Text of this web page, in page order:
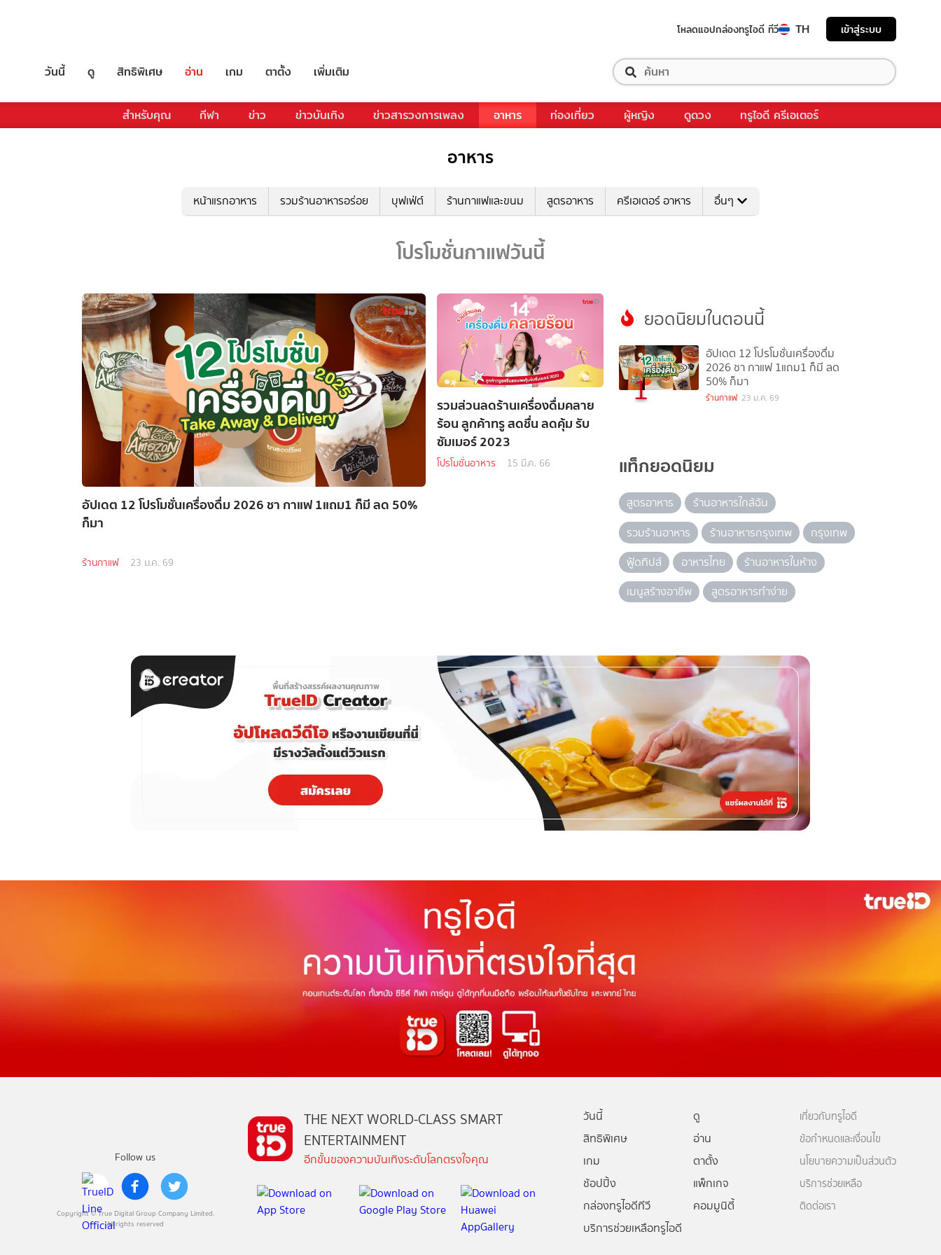
โหลดแอปกล่องทรูไอดี ทีวี TH เข้าสู่ระบบ
วันนี้ ดู สิทธิพิเศษ อ่าน เกม ตาตั้ง เพิ่มเติม
สำหรับคุณ กีฬา ข่าว ข่าวบันเทิง ข่าวสารวงการเพลง อาหาร ท่องเที่ยว ผู้หญิง ดูดวง ทรูไอดี ครีเอเตอร์
อาหาร
หน้าแรกอาหาร รวมร้านอาหารอร่อย บุฟเฟ่ต์ ร้านกาแฟและขนม สูตรอาหาร ครีเอเตอร์ อาหาร อื่นๆ
โปรโมชั่นกาแฟวันนี้
อัปเดต 12 โปรโมชั่นเครื่องดื่ม 2026 ชา กาแฟ 1แถม1 ก็มี ลด 50%
ก็มา
ร้านกาแฟ 23 ม.ค. 69
รวมส่วนลดร้านเครื่องดื่มคลาย
ร้อน ลูกค้าทรู สดชื่น ลดคุ้ม รับ
ซัมเมอร์ 2023
โปรโมชั่นอาหาร 15 มี.ค. 66
ยอดนิยมในตอนนี้
1
อัปเดต 12 โปรโมชั่นเครื่องดื่ม
2026 ชา กาแฟ 1แถม1 ก็มี ลด
50% ก็มา
ร้านกาแฟ 23 ม.ค. 69
แท็กยอดนิยม
สูตรอาหาร
ร้านอาหารใกล้ฉัน
รวมร้านอาหาร
ร้านอาหารกรุงเทพ
กรุงเทพ
ฟู้ดทิปส์
อาหารไทย
ร้านอาหารในห้าง
เมนูสร้างอาชีพ
สูตรอาหารทำง่าย
Follow us
Copyright © True Digital Group Company Limited.
All rights reserved
THE NEXT WORLD-CLASS SMART
ENTERTAINMENT
อีกขั้นของความบันเทิงระดับโลกตรงใจคุณ
วันนี้
ดู
สิทธิพิเศษ
อ่าน
เกม
ตาตั้ง
ช้อปปิ้ง
แพ็กเกจ
กล่องทรูไอดีทีวี
คอมมูนิตี้
บริการช่วยเหลือทรูไอดี
เกี่ยวกับทรูไอดี
ข้อกำหนดและเงื่อนไข
นโยบายความเป็นส่วนตัว
บริการช่วยเหลือ
ติดต่อเรา